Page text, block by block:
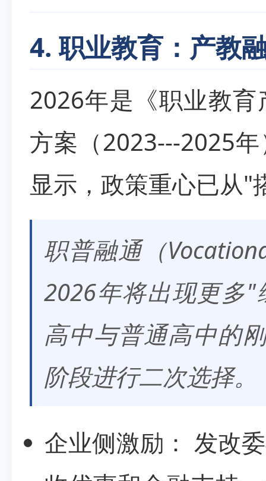
4. 职业教育：产教
2026年是《职业教
方案（2023---2025
显示，政策重心已从
职普融通（
2026年将出现更多
高中与普通高中的
阶段进行二次选择。
企业侧激励： 发改